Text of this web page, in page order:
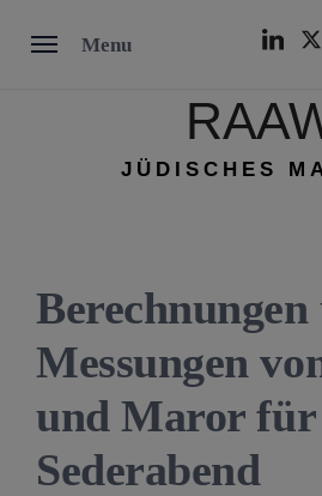
Menu
JÜDISCHES
Berechnungen
Messungen
und Maror für
Sederabend